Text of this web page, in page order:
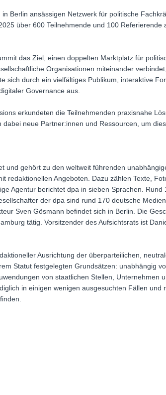
Berlin ansässigen Netzwerk für politische
über 600 Teilnehmende und 100 Referierende
das Ziel, einen doppelten Marktplatz für
Organisationen miteinander
sich durch ein vielfältiges Publikum, interaktive
Governance aus.
erkundeten die Teilnehmenden praxisnahe
neue Partner:innen und Ressourcen, um
und gehört zu den weltweit führenden
redaktionellen Angeboten. Dazu zählen Texte,
Agentur berichtet dpa in sieben Sprachen. Rund
der dpa sind rund 170 deutsche
Sven Gösmann befindet sich in Berlin. Die
tätig. Vorsitzender des Aufsichtsrats ist
Ausrichtung der überparteilichen,
Statut festgelegten Grundsätzen: unabhängig
von staatlichen Stellen, Unternehmen
in einigen wenigen ausgesuchten Fällen und